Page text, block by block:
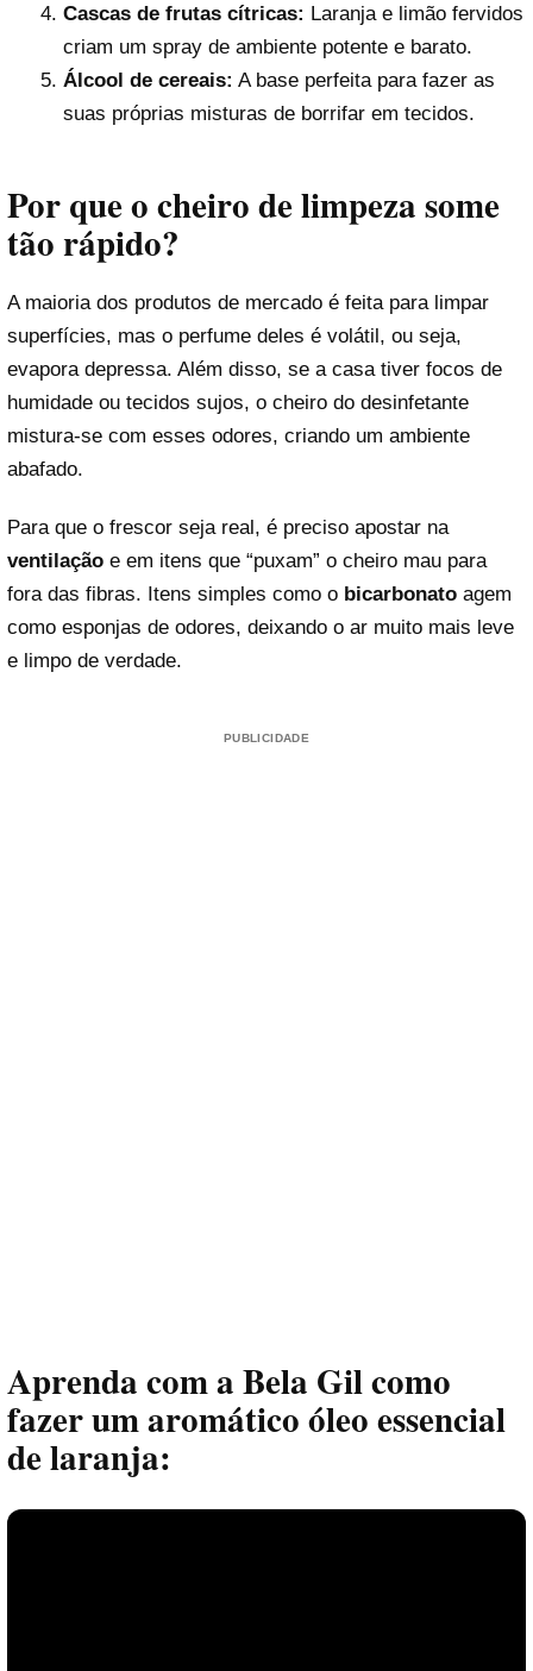
Cascas de frutas cítricas: Laranja e limão fervidos
criam um spray de ambiente potente e barato.
Álcool de cereais: A base perfeita para fazer as
suas próprias misturas de borrifar em tecidos.
Por que o cheiro de limpeza some
tão rápido?
A maioria dos produtos de mercado é feita para limpar
superfícies, mas o perfume deles é volátil, ou seja,
evapora depressa. Além disso, se a casa tiver focos de
humidade ou tecidos sujos, o cheiro do desinfetante
mistura-se com esses odores, criando um ambiente
abafado.
Para que o frescor seja real, é preciso apostar na
ventilação e em itens que “puxam” o cheiro mau para
fora das fibras. Itens simples como o bicarbonato agem
como esponjas de odores, deixando o ar muito mais leve
e limpo de verdade.
PUBLICIDADE
Aprenda com a Bela Gil como
fazer um aromático óleo essencial
de laranja: